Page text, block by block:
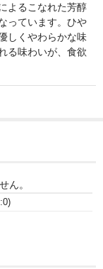
）
宇陀市）
よるこなれた芳醇
っています。ひや
しくやわらかな味
る味わいが、食欲
ん。